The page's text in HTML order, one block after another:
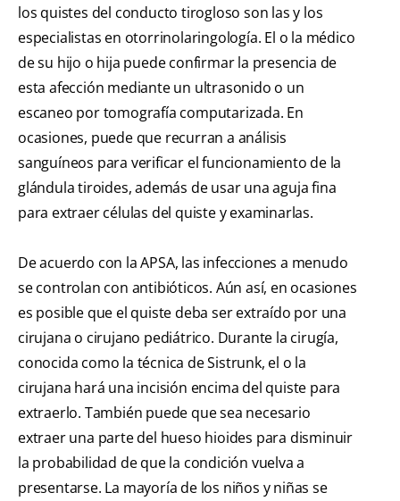
los quistes del conducto tirogloso son las y los
especialistas en otorrinolaringología. El o la médico
de su hijo o hija puede confirmar la presencia de
esta afección mediante un ultrasonido o un
escaneo por tomografía computarizada. En
ocasiones, puede que recurran a análisis
sanguíneos para verificar el funcionamiento de la
glándula tiroides, además de usar una aguja fina
para extraer células del quiste y examinarlas.
De acuerdo con la APSA, las infecciones a menudo
se controlan con antibióticos. Aún así, en ocasiones
es posible que el quiste deba ser extraído por una
cirujana o cirujano pediátrico. Durante la cirugía,
conocida como la técnica de Sistrunk, el o la
cirujana hará una incisión encima del quiste para
extraerlo. También puede que sea necesario
extraer una parte del hueso hioides para disminuir
la probabilidad de que la condición vuelva a
presentarse. La mayoría de los niños y niñas se